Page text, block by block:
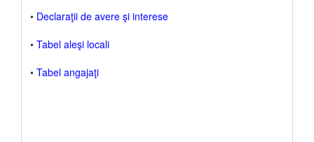
• Declaraţii de avere şi interese
• Tabel aleşi locali
• Tabel angajaţi